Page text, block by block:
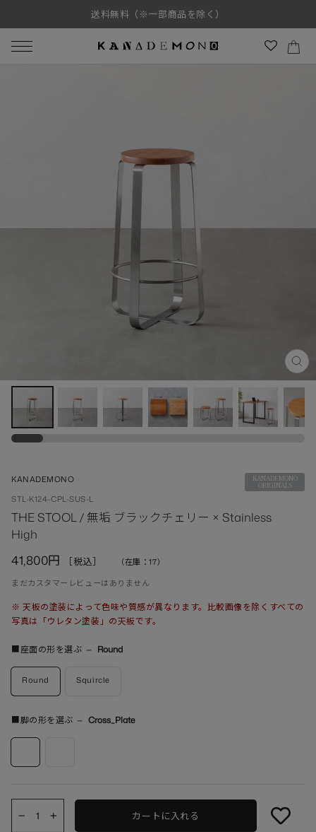
テ
送料無料（※一部商品を除く）
閉
じ
る
KANADEMONO
STL-K124-CPL-SUS-L
KANADEMONO
ORIGINALS
THE STOOL / 無垢 ブラックチェリー × Stainless
High
定
価
41,800円
（在庫：17）
まだカスタマーレビューはありません
※ 天板の塗装によって色味や質感が異なります。比較画像を除くすべての
写真は「ウレタン塗装」の天板です。
■座面の形を選ぶ — Round
Round Squircle
■脚の形を選ぶ — Cross_Plate
カートに入れる